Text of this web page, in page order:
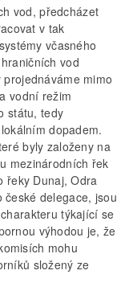
vod, předcházet
v tak
včasného
vod
mimo
vodní režim
státu, tedy
dopadem.
byly založeny na
mezinárodních řek
řeky Dunaj, Odra
delegace, jsou
týkající se
výhodou je, že
mohu
složený ze